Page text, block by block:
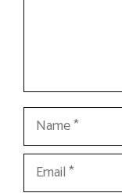
Name
Email